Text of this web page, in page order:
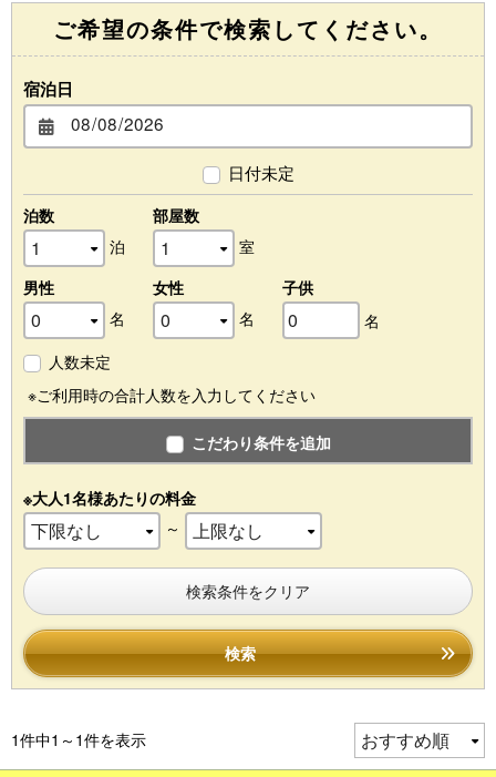
ご希望の条件で検索してください。
宿泊日
日付未定
泊数
泊
部屋数
室
男性
名
女性
名
子供
名
人数未定
※ご利用時の合計人数を入力してください
こだわり条件を追加
※大人1名様あたりの料金
～
検索条件をクリア
検索
1件中1～1件を表示